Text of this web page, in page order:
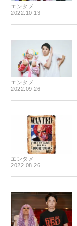
エンタメ
2022.10.13
エンタメ
2022.09.26
エンタメ
2022.08.26